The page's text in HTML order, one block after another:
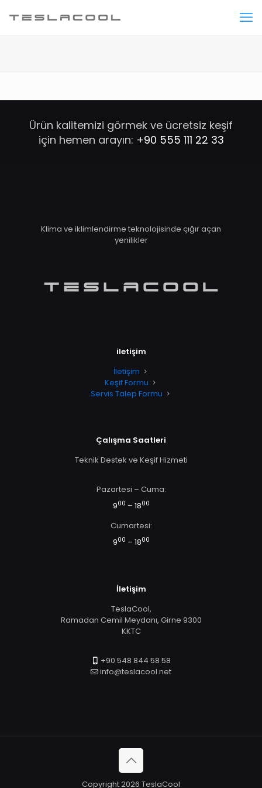
Ürün kalitemizi görmek ve ücretsiz keşif
için hemen arayın: +90 555 111 22 33
Klima ve iklimlendirme teknolojisinde çığır açan
yenilikler
iletişim
İletişim
Keşif Formu
Servis Talep Formu
Çalışma Saatleri
Teknik Destek ve Keşif Hizmeti
Pazartesi – Cuma:
900 – 1800
Cumartesi:
900 – 1800
İletişim
TeslaCool,
Ramadan Cemil Meydanı, Girne 9300
KKTC
+90 548 844 58 58
info@teslacool.net
Copyright 2026 TeslaCool